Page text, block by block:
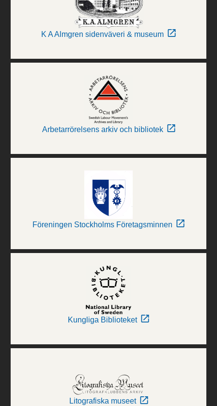
K A Almgren sidenväveri & museum
Arbetarrörelsens arkiv och bibliotek
Föreningen Stockholms Företagsminnen
Kungliga Biblioteket
Litografiska museet